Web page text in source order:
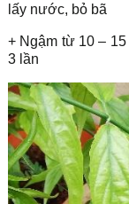
lấy nước, bỏ bã
+ Ngậm từ 10 –
3 lần